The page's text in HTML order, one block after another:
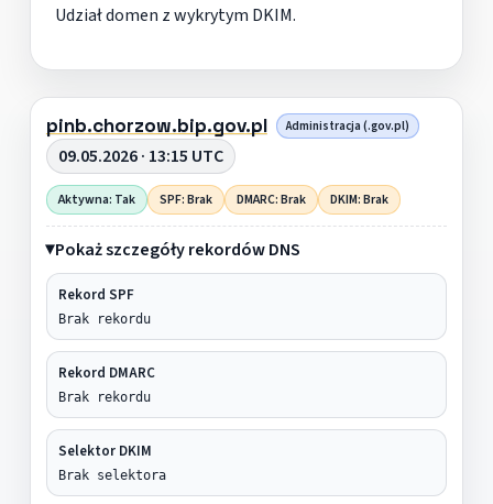
Udział domen z wykrytym DKIM.
pinb.chorzow.bip.gov.pl Administracja (.gov.pl)
09.05.2026 · 13:15 UTC
Aktywna: Tak SPF: Brak DMARC: Brak DKIM: Brak
Pokaż szczegóły rekordów DNS
Rekord SPF
Brak rekordu
Rekord DMARC
Brak rekordu
Selektor DKIM
Brak selektora